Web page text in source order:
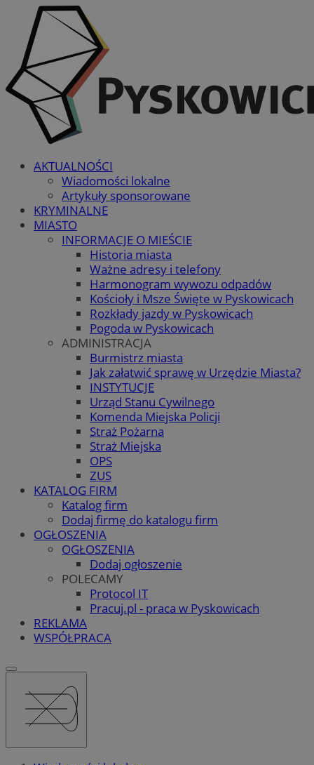
AKTUALNOŚCI
Wiadomości lokalne
Artykuły sponsorowane
KRYMINALNE
MIASTO
INFORMACJE O MIEŚCIE
Historia miasta
Ważne adresy i telefony
Harmonogram wywozu odpadów
Kościoły i Msze Święte w Pyskowicach
Rozkłady jazdy w Pyskowicach
Pogoda w Pyskowicach
ADMINISTRACJA
Burmistrz miasta
Jak załatwić sprawę w Urzędzie Miasta?
INSTYTUCJE
Urząd Stanu Cywilnego
Komenda Miejska Policji
Straż Pożarna
Straż Miejska
OPS
ZUS
KATALOG FIRM
Katalog firm
Dodaj firmę do katalogu firm
OGŁOSZENIA
OGŁOSZENIA
Dodaj ogłoszenie
POLECAMY
Protocol IT
Pracuj.pl - praca w Pyskowicach
REKLAMA
WSPÓŁPRACA